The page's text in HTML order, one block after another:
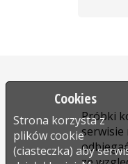
Próbki
serwisie
Cookies
Strona korzysta z
plików cookie
(ciasteczka) aby